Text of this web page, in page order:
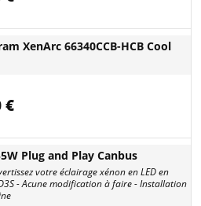
XenArc 66340CCB-HCB Cool
€
Plug and Play Canbus
votre éclairage xénon en LED en
- Acune modification à faire - Installation